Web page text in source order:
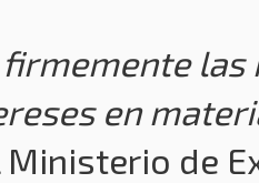
en
de